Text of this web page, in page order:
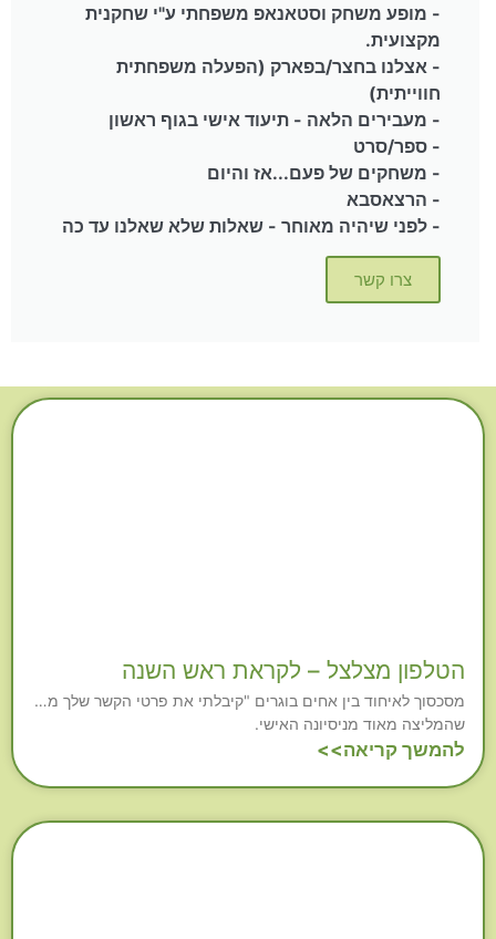
- מופע משחק וסטאנאפ משפחתי ע"י שחקנית
מקצועית.
- אצלנו בחצר/בפארק (הפעלה משפחתית
חווייתית)
- מעבירים הלאה - תיעוד אישי בגוף ראשון
- ספר/סרט
- משחקים של פעם...אז והיום
- הרצאסבא
- לפני שיהיה מאוחר - שאלות שלא שאלנו עד כה
צרו קשר
הטלפון מצלצל – לקראת ראש השנה
מסכסוך לאיחוד בין אחים בוגרים "קיבלתי את פרטי הקשר שלך מ…
שהמליצה מאוד מניסיונה האישי.
להמשך קריאה>>